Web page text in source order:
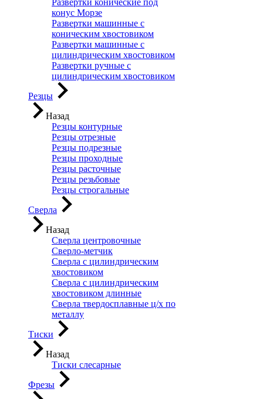
Развертки конические под
конус Морзе
Развертки машинные с
коническим хвостовиком
Развертки машинные с
цилиндрическим хвостовиком
Развертки ручные с
цилиндрическим хвостовиком
Резцы
Назад
Резцы контурные
Резцы отрезные
Резцы подрезные
Резцы проходные
Резцы расточные
Резцы резьбовые
Резцы строгальные
Сверла
Назад
Сверла центровочные
Сверло-метчик
Сверла с цилиндрическим
хвостовиком
Сверла с цилиндрическим
хвостовиком длинные
Сверла твердосплавные ц/х по
металлу
Тиски
Назад
Тиски слесарные
Фрезы